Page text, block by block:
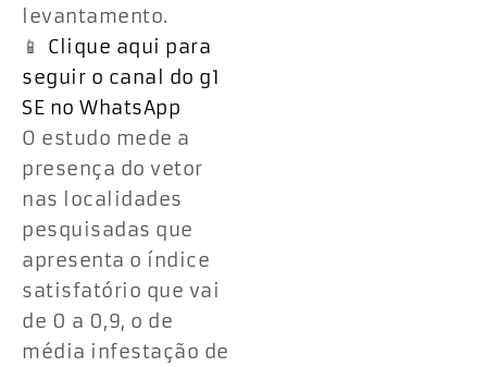
levantamento.
📱 Clique aqui para
seguir o canal do g1
SE no WhatsApp
O estudo mede a
presença do vetor
nas localidades
pesquisadas que
apresenta o índice
satisfatório que vai
de 0 a 0,9, o de
média infestação de